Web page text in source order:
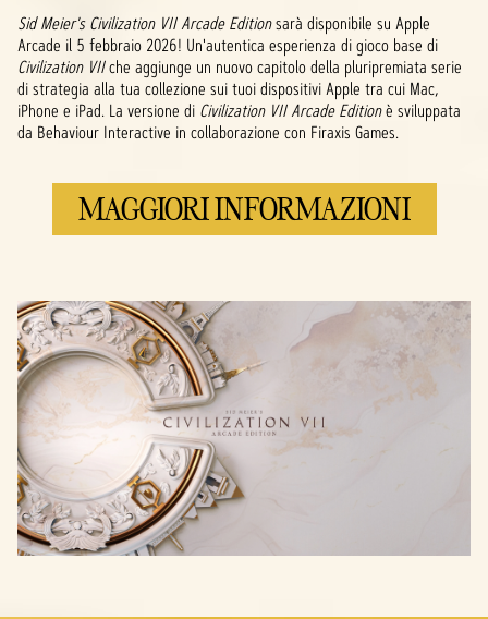
Sid Meier's Civilization VII Arcade Editionsarà disponibile su Apple
Arcade il 5 febbraio 2026! Un'autentica esperienza di gioco base di
Civilization VIIche aggiunge un nuovo capitolo della pluripremiata serie
di strategia alla tua collezione sui tuoi dispositivi Apple tra cui Mac,
iPhone e iPad. La versione di Civilization VII Arcade Editionè sviluppata
da Behaviour Interactive in collaborazione con Firaxis Games.
MAGGIORI INFORMAZIONI